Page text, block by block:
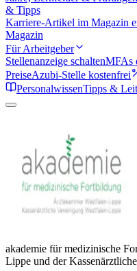
& Tipps
Karriere-Artikel im Magazin
Magazin
Für Arbeitgeber
Stellenanzeige schaltenMFAs
PreiseAzubi-Stelle kostenfrei
PersonalwissenTipps &
akademie für medizinische
Lippe und der